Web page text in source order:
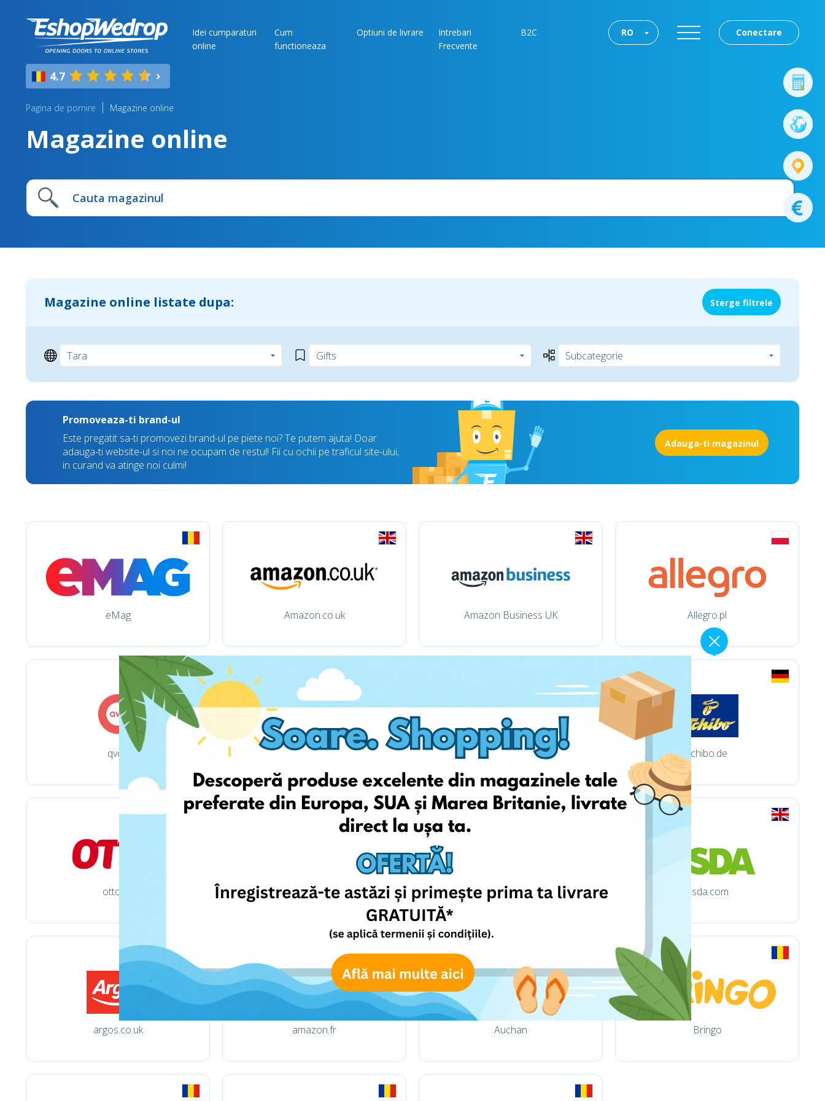
Idei cumparaturi
online
Cum
functioneaza
Optiuni de livrare
Intrebari
Frecvente
B2C Conectare
RO
4.7
Pagina de pornire Magazine online
Magazine online
Magazine online listate dupa: Sterge filtrele
Promoveaza-ti brand-ul
Este pregatit sa-ti promovezi brand-ul pe piete noi? Te putem ajuta! Doar
adauga-ti website-ul si noi ne ocupam de restul! Fii cu ochii pe traficul site-ului,
in curand va atinge noi culmi!
Adauga-ti magazinul
eMag Amazon.co.uk Amazon Business UK Allegro.pl
qvc.it amazon.it weltbild.de tchibo.de
otto.de amazon.de focalprice.com asda.com
argos.co.uk amazon.fr Auchan Bringo